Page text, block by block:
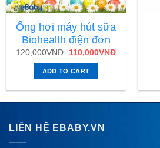
Ống hơi máy hút sữa
Biohealth điện đơn
120,000VNĐ 110,000VNĐ
ADD TO CART
LIÊN HỆ EBABY.VN